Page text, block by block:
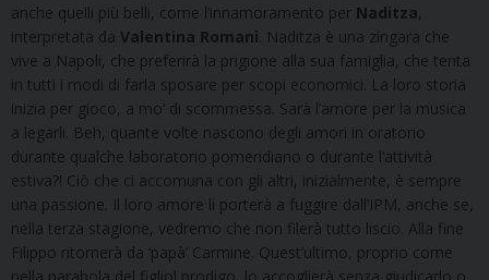
anche quelli più belli, come l’innamoramento per Naditza,
interpretata da Valentina Romani. Naditza è una zingara che
vive a Napoli, che preferirà la prigione alla sua famiglia, che tenta
in tutti i modi di farla sposare per scopi economici. La loro storia
inizia per gioco, a mo’ di scommessa. Sarà l’amore per la musica
a legarli. Beh, quante volte nascono degli amori in oratorio
durante qualche laboratorio pomeridiano o durante l’attività
estiva?! Ciò che ci accomuna con gli altri, inizialmente, è sempre
una passione. Il loro amore li porterà a fuggire dall’IPM, anche se,
nella terza stagione, vedremo che non filerà tutto liscio. Alla fine
Filippo ritornerà da ‘papà’ Carmine. Quest’ultimo, proprio come